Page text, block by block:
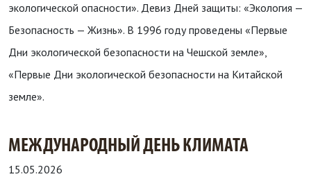
экологической опасности». Девиз Дней защиты: «Экология —
Безопасность — Жизнь». В 1996 году проведены «Первые
Дни экологической безопасности на Чешской земле»,
«Первые Дни экологической безопасности на Китайской
земле».
МЕЖДУНАРОДНЫЙ ДЕНЬ КЛИМАТА
15.05.2026